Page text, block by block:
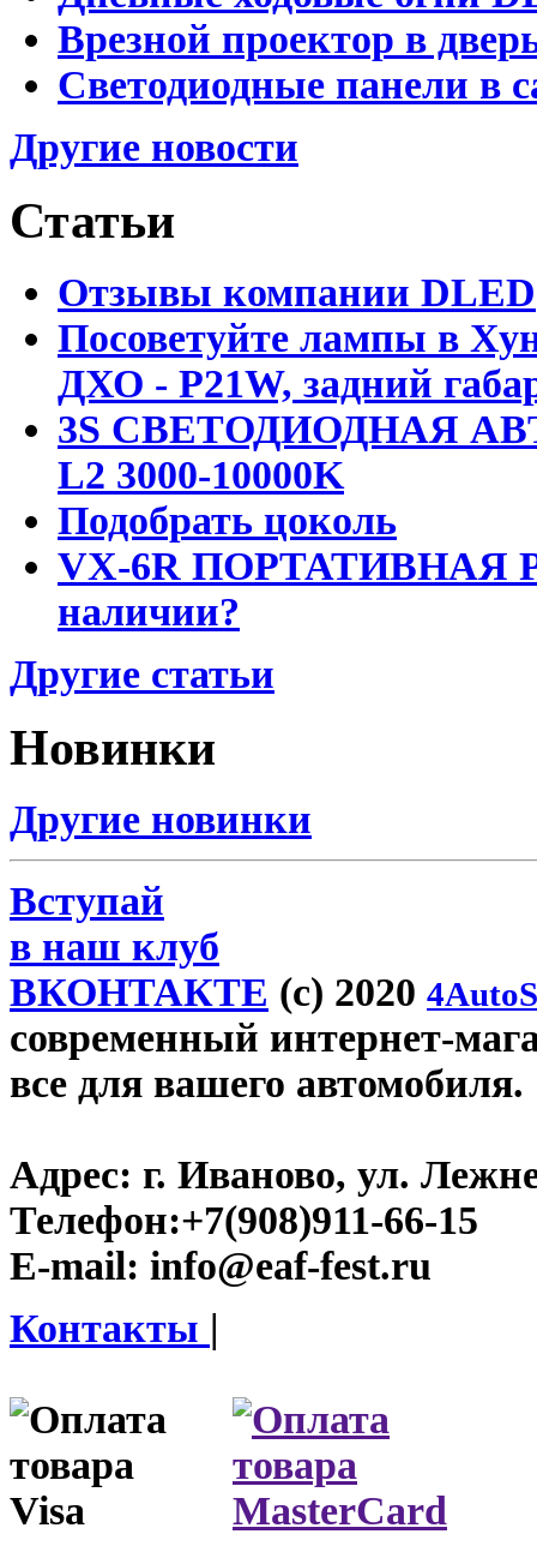
Врезной проектор в
Светодиодные панели в
Другие новости
Статьи
Отзывы компании DLED
Посоветуйте лампы в
ДХО - P21W, задний
3S СВЕТОДИОДНАЯ
L2 3000-10000K
Подобрать цоколь
VX-6R ПОРТАТИВНАЯ
наличии?
Другие статьи
Новинки
Другие новинки
Вступай
в наш клуб
ВКОНТАКТЕ (c) 2020
современный интернет-
все для вашего автомобиля.
Адрес: г. Иваново, ул.
Телефон:+7(908)911-66-15
E-mail: info@eaf-fest.ru
Контакты |